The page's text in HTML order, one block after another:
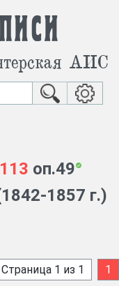
АИС
оп.49
1857 г.)
Страница 1 из 1 1